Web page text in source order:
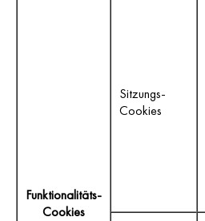
Funktionalitäts-
Cookies
Sitzungs-
Cookies